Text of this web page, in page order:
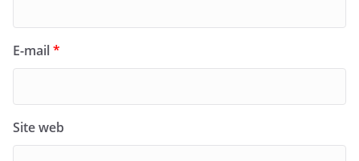
E-mail*
Site web